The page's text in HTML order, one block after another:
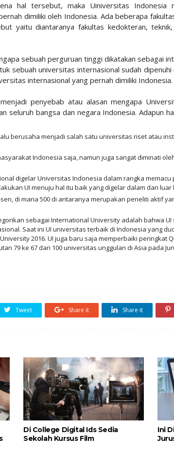
hal tersebut, maka Uiniversitas Indonesia
dimiliki oleh Indonesia. Ada beberapa
yaitu diantaranya fakultas kedokteran,
sebuah perguruan tinggi dikatakan sebagai
sebuah universitas internasional sudah
internasional yang pernah dimiliki Indonesia.
penyebab atau alasan mengapa
seluruh bangsa dan negara Indonesia. Adapun
berusaha menjadi salah satu universitas riset atau
Indonesia saja, namun juga sangat diminati
digelar Universitas Indonesia dalam rangka
UI menuju hal itu baik yang digelar dalam dan luar
di mana 500 di antaranya merupakan peneliti aktif
sebagai International University adalah bahwa
Saat ini UI universitas terbaik di Indonesia yang
2016. UI juga baru saja memperbaiki peringkat
79 ke 67 dari 100 universitas unggulan di Asia pada
Tweet Share it Share it
Di College Digital Ids Sedia
Sekolah Kursus Film
Ini